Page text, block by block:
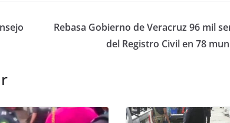
Rebasa Gobierno de Veracruz 96 mil
del Registro Civil en 78